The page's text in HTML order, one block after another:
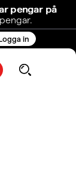
pengar på
in